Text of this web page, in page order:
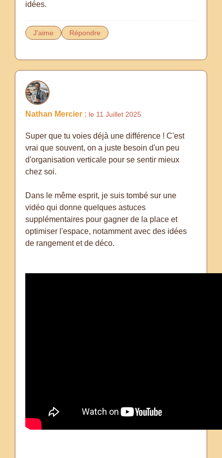
idées.
J'aime Répondre
Nathan Mercier : le 11 Juillet 2025
Super que tu voies déjà une différence ! C'est
vrai que souvent, on a juste besoin d'un peu
d'organisation verticale pour se sentir mieux
chez soi.
Dans le même esprit, je suis tombé sur une
vidéo qui donne quelques astuces
supplémentaires pour gagner de la place et
optimiser l'espace, notamment avec des idées
de rangement et de déco.